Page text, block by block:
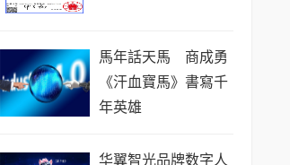
馬年話天馬 商成勇
《汗血寶馬》書寫千
年英雄
华翼智光品牌数字人